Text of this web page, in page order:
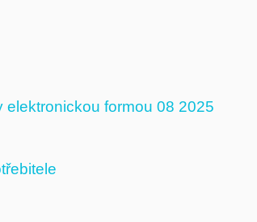
formou 08 2025